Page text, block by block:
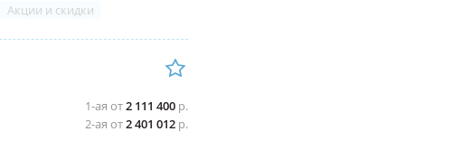
Акции и скидки
1-ая от2 111 400 р.
2-ая от2 401 012 р.